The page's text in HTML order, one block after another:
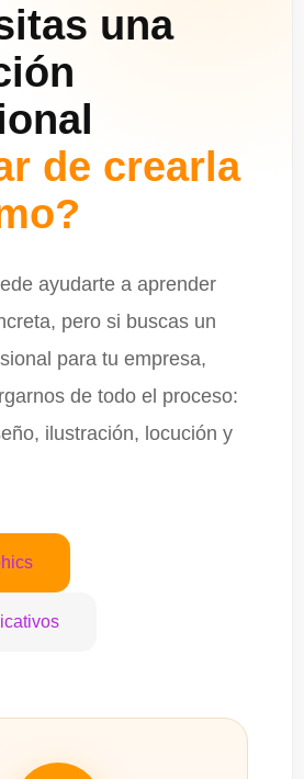
una
de crearla
ayudarte a aprender
pero si buscas un
para tu empresa,
de todo el proceso:
ilustración, locución y